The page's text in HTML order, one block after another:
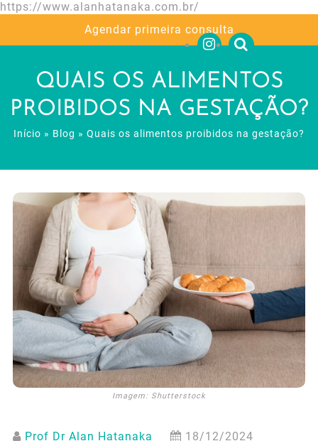
https://www.alanhatanaka.com.br/
Agendar primeira consulta
QUAIS OS ALIMENTOS
PROIBIDOS NA GESTAÇÃO?
Início » Blog » Quais os alimentos proibidos na gestação?
Imagem: Shutterstock
Prof Dr Alan Hatanaka 18/12/2024